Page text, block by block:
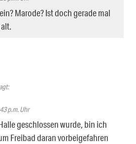
Marode? Ist doch gerade mal
p.m. Uhr
geschlossen wurde, bin ich
Freibad daran vorbeigefahren